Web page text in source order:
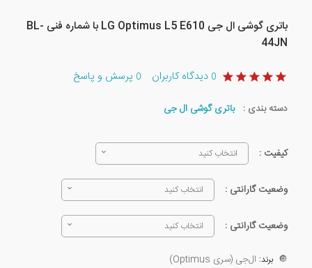
باتری گوشی ال جی LG Optimus L5 E610 با شماره فنی BL-
44JN
0 دیدگاه کاربران 0 پرسش و پاسخ
دسته بندی : باتری گوشی ال جی
کیفیت : انتخاب کنید
وضعیت گارانتی : انتخاب کنید
وضعیت گارانتی : انتخاب کنید
🔘 برند: ال‌جی (سری Optimus)